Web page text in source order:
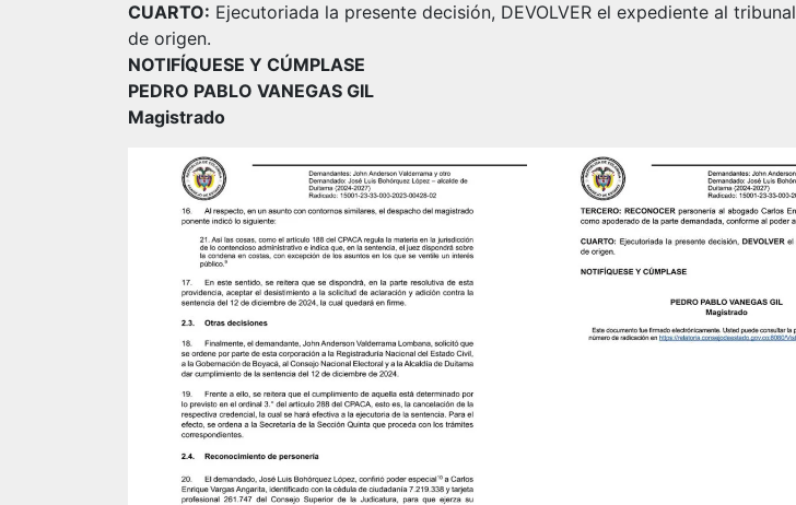
CUARTO: Ejecutoriada la presente decisión, DEVOLVER el expediente al tribunal
de origen.
NOTIFÍQUESE Y CÚMPLASE
PEDRO PABLO VANEGAS GIL
Magistrado